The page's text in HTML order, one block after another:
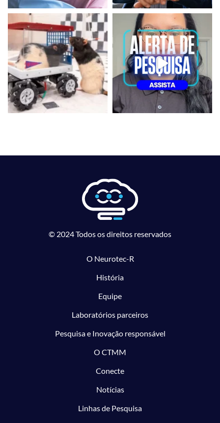
© 2024 Todos os direitos reservados
O Neurotec-R
História
Equipe
Laboratórios parceiros
Pesquisa e Inovação responsável
O CTMM
Conecte
Notícias
Linhas de Pesquisa